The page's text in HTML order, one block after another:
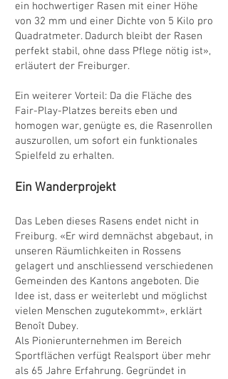
ein hochwertiger Rasen mit einer Höhe
von 32 mm und einer Dichte von 5 Kilo pro
Quadratmeter. Dadurch bleibt der Rasen
perfekt stabil, ohne dass Pflege nötig ist»,
erläutert der Freiburger.
Ein weiterer Vorteil: Da die Fläche des
Fair-Play-Platzes bereits eben und
homogen war, genügte es, die Rasenrollen
auszurollen, um sofort ein funktionales
Spielfeld zu erhalten.
Ein Wanderprojekt
Das Leben dieses Rasens endet nicht in
Freiburg. «Er wird demnächst abgebaut, in
unseren Räumlichkeiten in Rossens
gelagert und anschliessend verschiedenen
Gemeinden des Kantons angeboten. Die
Idee ist, dass er weiterlebt und möglichst
vielen Menschen zugutekommt», erklärt
Benoît Dubey.
Als Pionierunternehmen im Bereich
Sportflächen verfügt Realsport über mehr
als 65 Jahre Erfahrung. Gegründet in